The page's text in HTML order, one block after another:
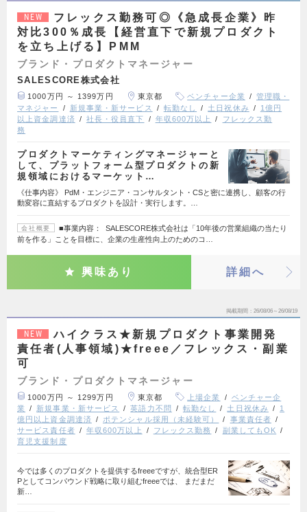
NEW
フレックス勤務可◎《急成長企業》昨
対比300％成長【経営直下で新規プロダクト
を立ち上げる】PMM
ブランド・プロダクトマネージャー
SALESCORE株式会社
1000万円 ～ 1399万円 東京都 ベンチャー企業
管理職・
マネジャー
新規事業・新サービス 転勤なし 土日祝休み
1億円
以上資金調達済
社長・役員直下 年収600万以上
フレックス勤
務
プロダクトマーケティングマネージャーと
して、プラットフォーム型プロダクトの新
規領域におけるマーケット…
《仕事内容》 PdM・エンジニア・コンサルタント・CSと密に連携し、顧客の行
動変容に直結するプロダクトを設計・実行します。…
会社概要
■事業内容： SALESCORE株式会社は「10年後の営業組織の当たり
前を作る」ことを目標に、企業の生産性向上のためのコ…
興味あり 詳細へ
掲載期間 26/08/06～26/08/19
NEW
ハイクラス★新規プロダクト事業開発
責任者(人事領域)★freee／フレックス・副業
可
ブランド・プロダクトマネージャー
1000万円 ～ 1299万円 東京都 上場企業
ベンチャー企
業
新規事業・新サービス 英語力不問 転勤なし 土日祝休み
1
億円以上資金調達済
ポテンシャル採用（未経験可）
事業責任者
サービス責任者
年収600万以上 フレックス勤務
副業してもOK
育児支援制度
今では多くのプロダクトを提供するfreeeですが、統合型ER
Pとしてコンパウンド戦略に取り組むfreeeでは、 まだまだ
新…